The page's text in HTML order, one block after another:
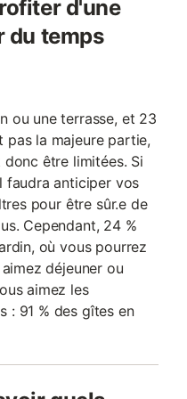
d'une
du temps
ou une terrasse, et 23
pas la majeure partie,
être limitées. Si
anticiper vos
pour être sûr.e de
Cependant, 24 %
où vous pourrez
déjeuner ou
aimez les
: 91 % des gîtes en